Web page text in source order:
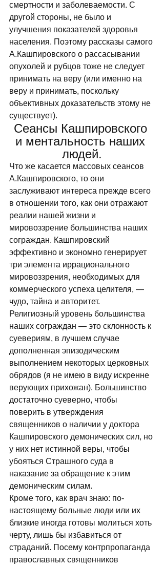
смертности и заболеваемости. С
другой стороны, не было и
улучшения показателей здоровья
населения. Поэтому рассказы самого
А.Кашпировского о рассасывании
опухолей и рубцов тоже не следует
принимать на веру (или именно на
веру и принимать, поскольку
объективных доказательств этому не
существует).
Сеансы Кашпировского
и ментальность наших
людей.
Что же касается массовых сеансов
А.Кашпировского, то они
заслуживают интереса прежде всего
в отношении того, как они отражают
реалии нашей жизни и
мировоззрение большинства наших
сограждан. Кашпировский
эффективно и экономно генерирует
три элемента иррационального
мировоззрения, необходимых для
коммерческого успеха целителя, —
чудо, тайна и авторитет.
Религиозный уровень большинства
наших сограждан — это склонность к
суевериям, в лучшем случае
дополненная эпизодическим
выполнением некоторых церковных
обрядов (я не имею в виду искренне
верующих прихожан). Большинство
достаточно суеверно, чтобы
поверить в утверждения
священников о наличии у доктора
Кашпировского демонических сил, но
у них нет истинной веры, чтобы
убояться Страшного суда в
наказание за обращение к этим
демоническим силам.
Кроме того, как врач знаю: по-
настоящему больные люди или их
близкие иногда готовы молиться хоть
черту, лишь бы избавиться от
страданий. Посему контрпропаганда
православных священников